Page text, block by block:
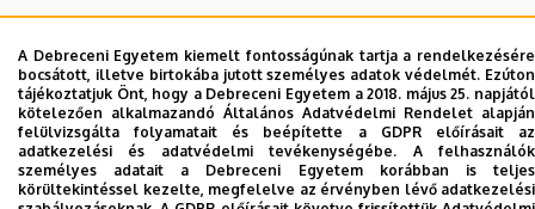
Bölcsészettudományi Kar
Néprajztudományi és Muzeológiai Intézet
Nincs találat.
A Debreceni Egyetem kiemelt fontosságúnak tartja a rendelkezésére
bocsátott, illetve birtokába jutott személyes adatok védelmét. Ezúton
tájékoztatjuk Önt, hogy a Debreceni Egyetem a 2018. május 25. napjától
kötelezően alkalmazandó Általános Adatvédelmi Rendelet alapján
felülvizsgálta folyamatait és beépítette a GDPR előírásait az
adatkezelési és adatvédelmi tevékenységébe. A felhasználók
személyes adatait a Debreceni Egyetem korábban is teljes
körültekintéssel kezelte, megfelelve az érvényben lévő adatkezelési